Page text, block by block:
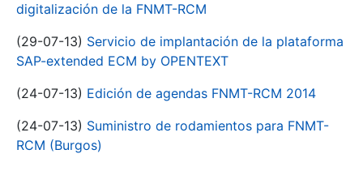
digitalización de la FNMT-RCM
(29-07-13) Servicio de implantación de la plataforma
SAP-extended ECM by OPENTEXT
(24-07-13) Edición de agendas FNMT-RCM 2014
(24-07-13) Suministro de rodamientos para FNMT-
RCM (Burgos)